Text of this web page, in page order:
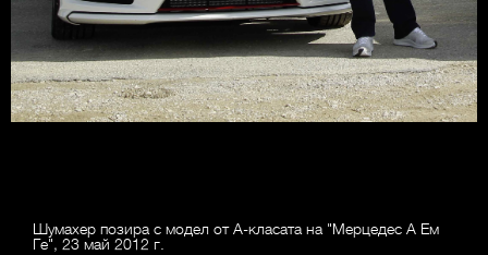
Шумахер позира с модел от А-класата на "Мерцедес А Ем
Ге", 23 май 2012 г.